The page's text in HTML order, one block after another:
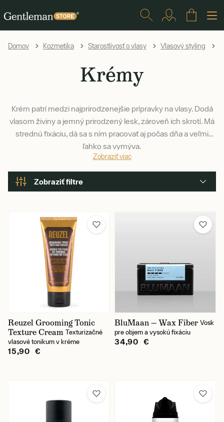
Domov Kozmetika Starostlivosť o vlasy Vlasový styling
Krémy
Krém patrí medzi najprirodzenejšie prípravky na vlasy. Dodá
vlasom živiny a jemný prirodzený lesk, zároveň ich skrotí. Má
strednú fixáciu, dá sa s ním pracovať aj počas dňa a veľmi
ľahko sa vymýva.
Zobraziť viac
Zobraziť filtre
Výrobca
Fixácia
Typ prípravku
Reuzel Grooming Tonic
Texture Cream Texturizačné
vlasové tonikum v kréme
15,90 €
BluMaan — Wax Fiber Vosk
pre objem a vysokú fixáciu
34,90 €